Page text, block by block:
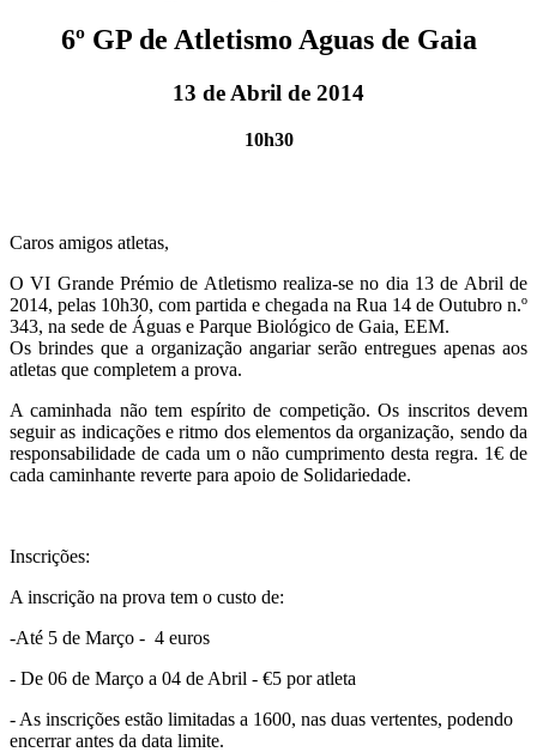
6º GP de Atletismo Aguas de Gaia
13 de Abril de 2014
10h30
Caros amigos atletas,
O VI Grande Prémio de Atletismo realiza-se no dia 13 de Abril de
2014, pelas 10h30, com partida e chegada na Rua 14 de Outubro n.º
343, na sede de Águas e Parque Biológico de Gaia, EEM.
Os brindes que a organização angariar serão entregues apenas aos
atletas que completem a prova.
A caminhada não tem espírito de competição. Os inscritos devem
seguir as indicações e ritmo dos elementos da organização, sendo da
responsabilidade de cada um o não cumprimento desta regra. 1€ de
cada caminhante reverte para apoio de Solidariedade.
Inscrições:
A inscrição na prova tem o custo de:
-Até 5 de Março - 4 euros
- De 06 de Março a 04 de Abril - €5 por atleta
- As inscrições estão limitadas a 1600, nas duas vertentes, podendo
encerrar antes da data limite.